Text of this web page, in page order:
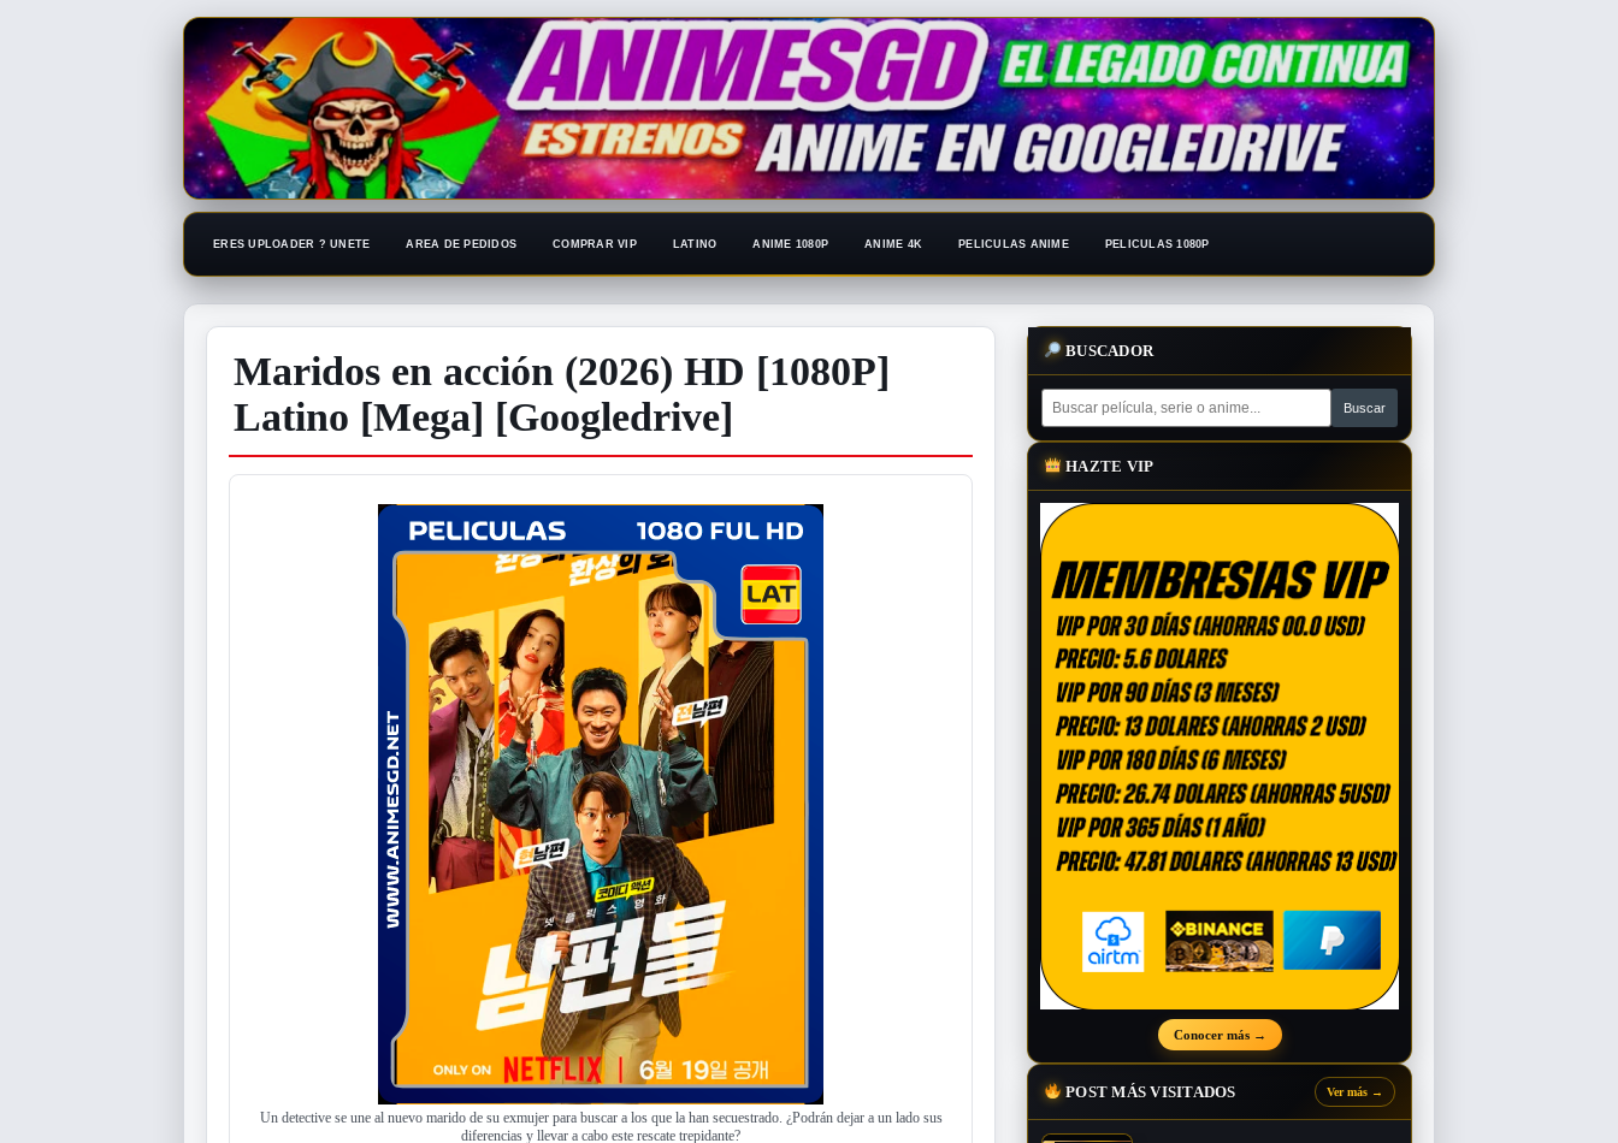
ERES UPLOADER ? UNETE AREA DE PEDIDOS COMPRAR VIP LATINO ANIME 1080P ANIME 4K PELICULAS ANIME PELICULAS 1080P
Maridos en acción (2026) HD [1080P]
Latino [Mega] [Googledrive]
Un detective se une al nuevo marido de su exmujer para buscar a los que la han secuestrado. ¿Podrán dejar a un lado sus
diferencias y llevar a cabo este rescate trepidante?
BUSCADOR
HAZTE VIP
Conocer más →
POST MÁS VISITADOS Ver más →